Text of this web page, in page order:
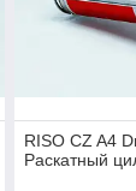
RISO CZ A4
Раскатный